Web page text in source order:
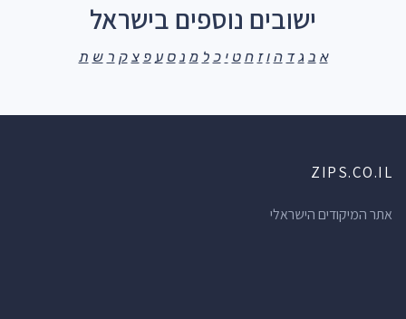
ישובים נוספים בישראל
א ב ג ד ה ו ז ח ט י כ ל מ נ ס ע פ צ ק ר ש ת
ZIPS.CO.IL
אתר המיקודים הישראלי